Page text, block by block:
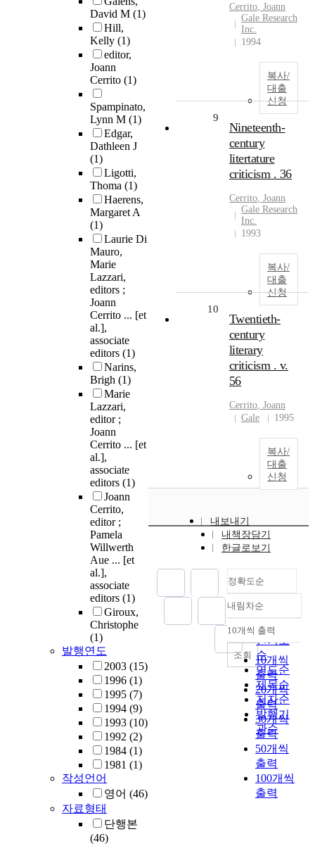
David M (1)
Hill,
Kelly (1)
editor,
Joann
Cerrito (1)
Spampinato,
Lynn M (1)
Edgar,
Dathleen J
(1)
Ligotti,
Thoma (1)
Haerens,
Margaret A
(1)
Laurie Di
Mauro,
Marie
Lazzari,
editors ;
Joann
Cerrito ... [et
al.],
associate
editors (1)
Narins,
Brigh (1)
Marie
Lazzari,
editor ;
Joann
Cerrito ... [et
al.],
associate
editors (1)
Joann
Cerrito,
editor ;
Pamela
Willwerth
Aue ... [et
al.],
associate
editors (1)
Giroux,
Christophe
(1)
발행연도
2003 (15)
1996 (1)
1995 (7)
1994 (9)
1993 (10)
1992 (2)
1984 (1)
1981 (1)
작성언어
영어 (46)
자료형태
단행본
(46)
Cerrito, Joann
Gale Research
Inc.
1994
복사/
대출
신청
9
Nineteenth-
century
litertature
criticism . 36
Cerrito, Joann
Gale Research
Inc.
1993
복사/
대출
신청
10
Twentieth-
century
literary
criticism . v.
56
Cerrito, Joann
Gale
1995
복사/
대출
신청
내보내기
내책장담기
한글로보기
정확도순
정확도
순
인기도
순
연도순
제목순
저자순
발행기
관순
내림차순
내림차순
10개씩 출력
10개씩
출력
20개씩
출력
30개씩
출력
50개씩
출력
100개씩
출력
조회